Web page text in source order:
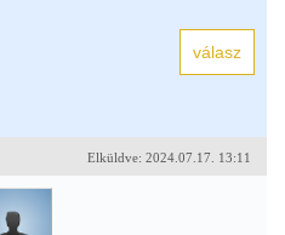
Elküldve: 2024.07.17. 13:11